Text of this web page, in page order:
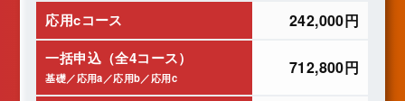
応用cコース 242,000円
一括申込（全4コース）
基礎／応用a／応用b／応用c 712,800円